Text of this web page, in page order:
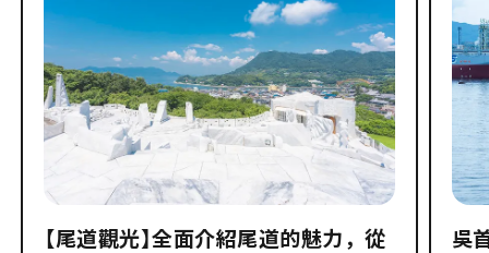
【尾道觀光】全面介紹尾道的魅力，從
吳